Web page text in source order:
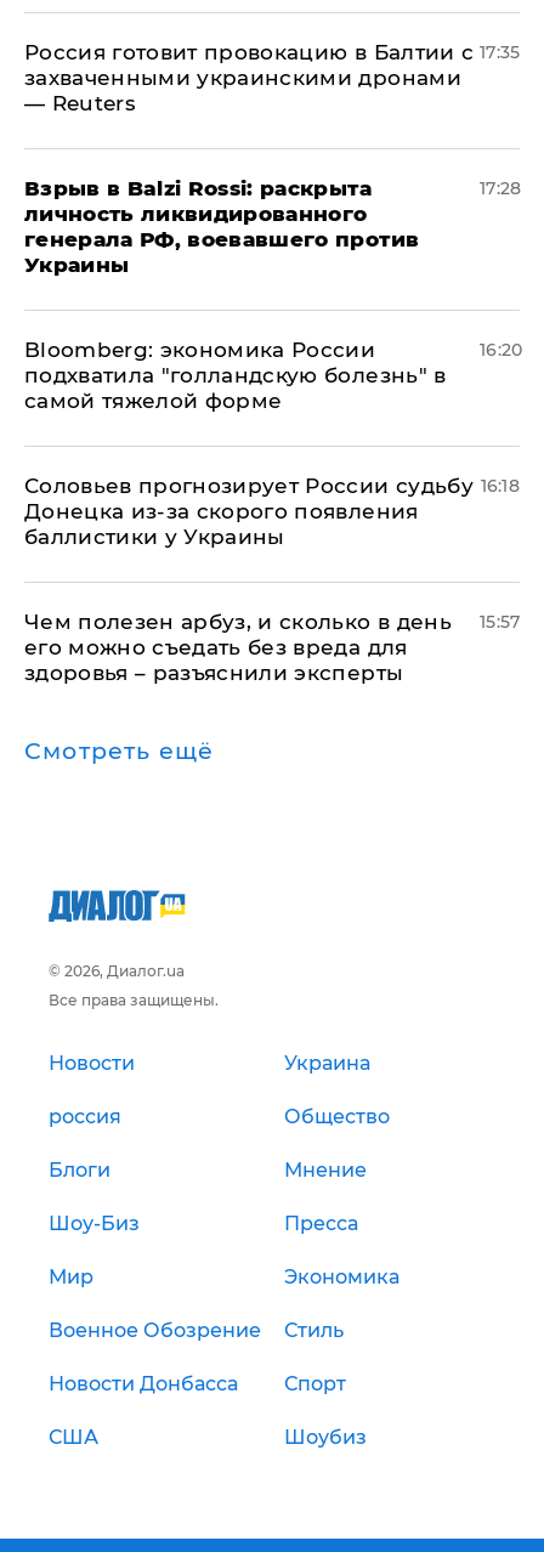
​Россия готовит провокацию в Балтии с
захваченными украинскими дронами
— Reuters
17:35
​Взрыв в Balzi Rossi: раскрыта
личность ликвидированного
генерала РФ, воевавшего против
Украины
17:28
Bloomberg: экономика России
подхватила "голландскую болезнь" в
самой тяжелой форме
16:20
Соловьев прогнозирует России судьбу
Донецка из-за скорого появления
баллистики у Украины
16:18
Чем полезен арбуз, и сколько в день
его можно съедать без вреда для
здоровья – разъяснили эксперты
15:57
Смотреть ещё
© 2026, Диалог.ua
Все права защищены.
Новости Украина
россия Общество
Блоги Мнение
Шоу-Биз Пресса
Мир Экономика
Военное Обозрение Стиль
Новости Донбасса Спорт
США Шоубиз